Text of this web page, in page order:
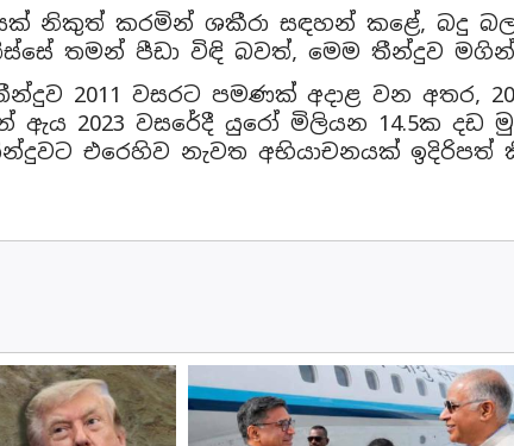
නිකුත් කරමින් ශකීරා සඳහන් කළේ, බදු
තමන් පීඩා විඳි බවත්, මෙම තීන්දුව
2011 වසරට පමණක් අදාළ වන අතර,
ඇය 2023 වසරේදී යුරෝ මිලියන 14.5ක
එරෙහිව නැවත අභියාචනයක් ඉදිරිපත්